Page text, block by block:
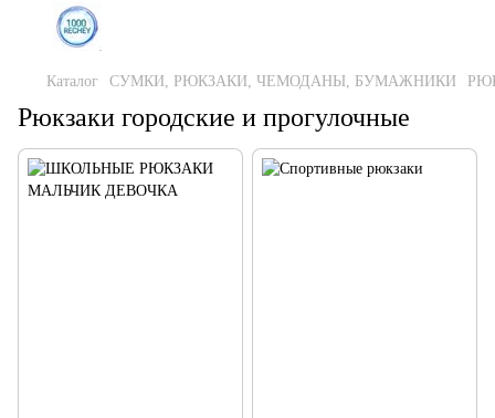
Каталог СУМКИ, РЮКЗАКИ, ЧЕМОДАНЫ, БУМАЖНИКИ
Рюкзаки городские и прогулочные